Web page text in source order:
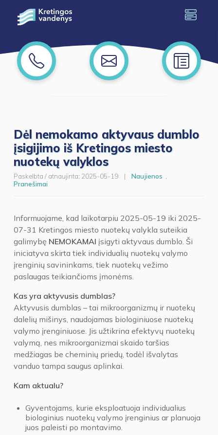
Dėl nemokamo aktyvaus dumblo
įsigijimo iš Kretingos miesto
nuotekų valyklos
Paskelbta / atnaujinta: 2025-05-19 | Naujienos
Pranešimai
Informuojame, kad laikotarpiu 2025-05-19 iki 2025-
07-31 Kretingos miesto nuotekų valykla suteikia
galimybę NEMOKAMAI įsigyti aktyvaus dumblo. Ši
iniciatyva skirta tiek individualių nuotekų valymo
įrenginių savininkams, tiek nuotekų vežimo
paslaugas teikiančioms įmonėms.
Kas yra aktyvusis dumblas?
Aktyvusis dumblas – tai mikroorganizmų ir nuotekų
dalelių mišinys, naudojamas biologiniuose nuotekų
valymo įrenginiuose. Jis užtikrina efektyvų nuotekų
valymą, nes mikroorganizmai skaido taršias
medžiagas be cheminių priedų, todėl išvalytas
vanduo tampa saugus aplinkai.
Kam aktualu?
Gyventojams, kurie eksploatuoja individualius
biologinius nuotekų valymo įrenginius ar planuoja
juos paleisti po montavimo.